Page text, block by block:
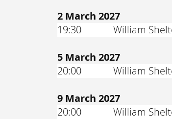
2 March 2027
19:30
William
5 March 2027
20:00
William
9 March 2027
20:00
William